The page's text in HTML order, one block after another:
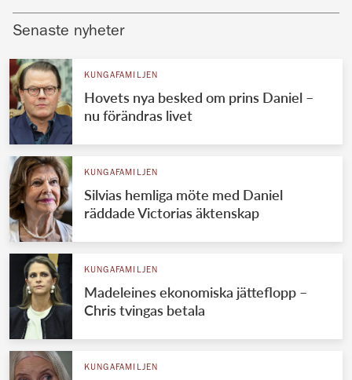
Senaste nyheter
KUNGAFAMILJEN
Hovets nya besked om prins Daniel –
nu förändras livet
KUNGAFAMILJEN
Silvias hemliga möte med Daniel
räddade Victorias äktenskap
KUNGAFAMILJEN
Madeleines ekonomiska jätteflopp –
Chris tvingas betala
KUNGAFAMILJEN